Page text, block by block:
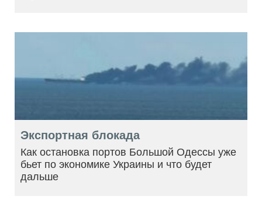
Экспортная блокада
Как остановка портов Большой Одессы уже
бьет по экономике Украины и что будет
дальше